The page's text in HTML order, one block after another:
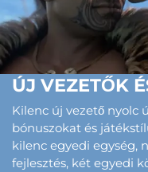
ÚJ VEZETŐK
Kilenc új vezető nyolc
bónuszokat és
kilenc egyedi egység,
fejlesztés, két egyedi